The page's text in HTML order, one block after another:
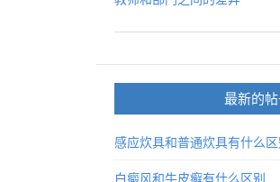
最新的
感应炊具和普通炊具有什么
白癜风和牛皮癣有什么区别